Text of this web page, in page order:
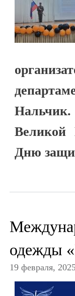
Великой
Дню
одежды
19 февраля,